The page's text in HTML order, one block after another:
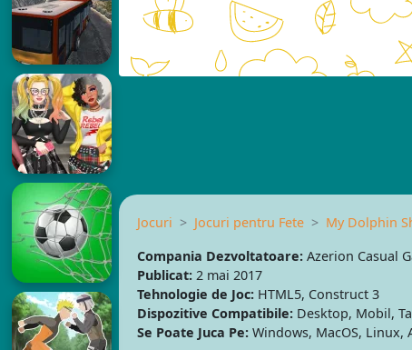
Jocuri Jocuri pentru Fete
My Dolphin
Compania Dezvoltatoare:Azerion Casual
Publicat:2 mai 2017
Tehnologie de Joc:HTML5, Construct 3
Dispozitive Compatibile:Desktop, Mobil,
Se Poate Juca Pe:Windows, MacOS, Linux,